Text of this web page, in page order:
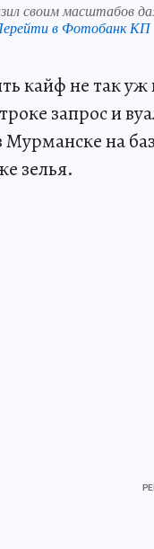
своим масштабов
в Фотобанк КП
кайф не так
запрос и
на
зелья.